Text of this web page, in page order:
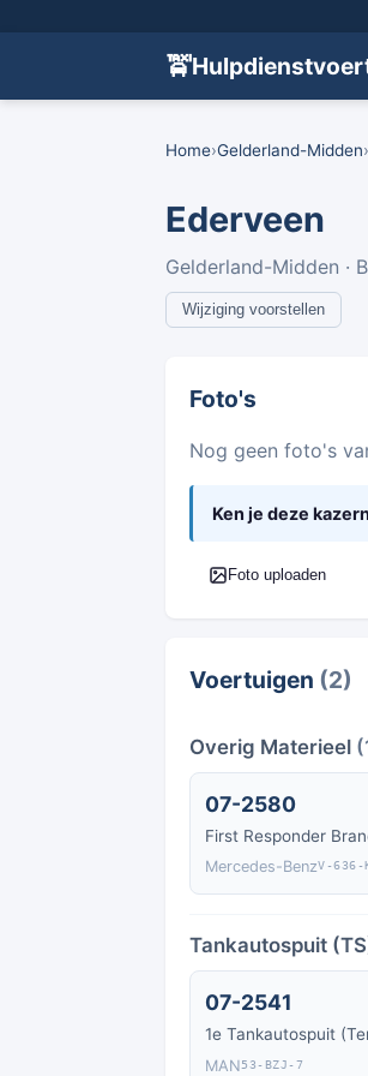
🚖
Home›Gelderland-Midden›
Ederveen
Gelderland-Midden ·
Wijziging voorstellen
Foto's
Nog geen foto's
Ken je deze
Foto uploaden
Voertuigen (2)
Overig Materieel
07-2580
First Responder
Mercedes-BenzV-636-
Tankautospuit
07-2541
1e Tankautospuit
MAN53-BZJ-7